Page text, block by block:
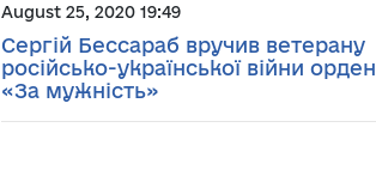
August 25, 2020 19:49
Сергій Бессараб вручив ветерану
російсько-української війни орден
«За мужність»